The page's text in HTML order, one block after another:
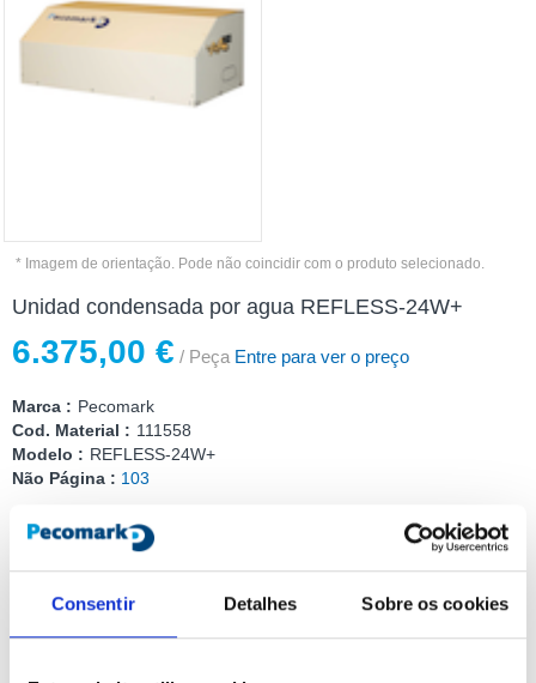
Consentir Detalhes Sobre os cookies
* Imagem de orientação. Pode não coincidir com o produto selecionado.
Unidad condensada por agua REFLESS-24W+
6.375,00 € / Peça Entre para ver o preço
Marca : Pecomark
Cod. Material : 111558
Modelo : REFLESS-24W+
Não Página : 103
Adicionar ao carrinho
Compartilhar